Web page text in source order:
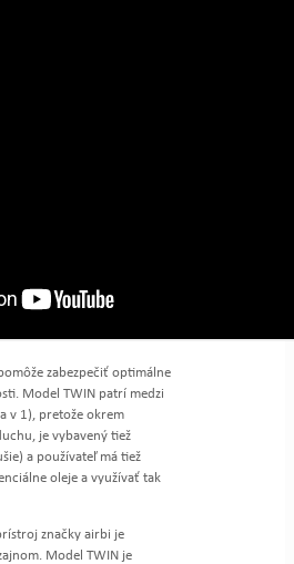
zabezpečiť optimálne
Model TWIN patrí medzi
v 1), pretože okrem
je vybavený tiež
a používateľ má tiež
oleje a využívať tak
značky airbi je
Model TWIN je